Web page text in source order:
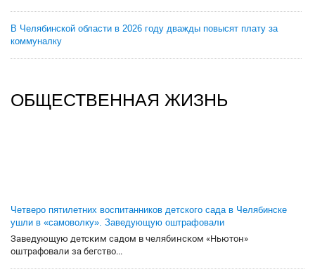
В Челябинской области в 2026 году дважды повысят плату за
коммуналку
ОБЩЕСТВЕННАЯ ЖИЗНЬ
Четверо пятилетних воспитанников детского сада в Челябинске
ушли в «самоволку». Заведующую оштрафовали
Заведующую детским садом в челябинском «Ньютон»
оштрафовали за бегство...